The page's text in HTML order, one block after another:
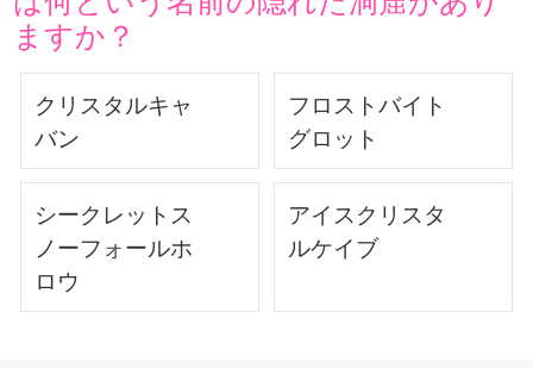
ますか？
クリスタルキャ
バン
フロストバイト
グロット
シークレットス
ノーフォールホ
ロウ
アイスクリスタ
ルケイブ